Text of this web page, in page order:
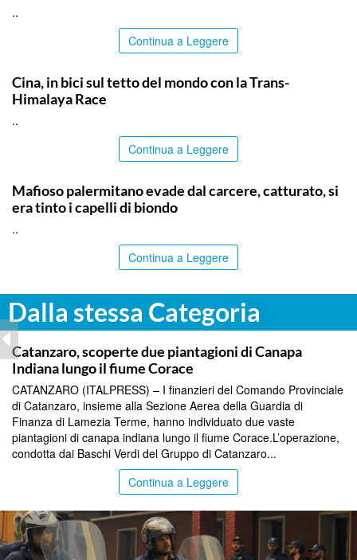
..
Continua a Leggere
Cina, in bici sul tetto del mondo con la Trans-
Himalaya Race
..
Continua a Leggere
Mafioso palermitano evade dal carcere, catturato, si
era tinto i capelli di biondo
..
Continua a Leggere
Dalla stessa Categoria
TOP NEWS
Catanzaro, scoperte due piantagioni di Canapa
Indiana lungo il fiume Corace
CATANZARO (ITALPRESS) – I finanzieri del Comando Provinciale
di Catanzaro, insieme alla Sezione Aerea della Guardia di
Finanza di Lamezia Terme, hanno individuato due vaste
piantagioni di canapa indiana lungo il fiume Corace.L’operazione,
condotta dai Baschi Verdi del Gruppo di Catanzaro...
Continua a Leggere